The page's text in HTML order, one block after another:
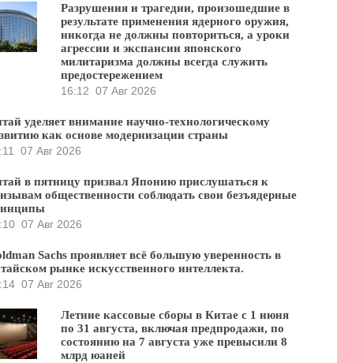
Разрушения и трагедии, произошедшие в
результате применения ядерного оружия,
никогда не должны повториться, а уроки
агрессии и экспансии японского
милитаризма должны всегда служить
предостережением
16:12 07 Авг 2026
уделяет внимание научно-технологическому
как основе модернизации страны
07 Авг 2026
в пятницу призвал Японию прислушаться к
общественности соблюдать свои безъядерные
07 Авг 2026
Sachs проявляет всё большую уверенность в
рынке искусственного интеллекта.
07 Авг 2026
Летние кассовые сборы в Китае с 1 июня
по 31 августа, включая предпродажи, по
состоянию на 7 августа уже превысили 8
млрд юаней